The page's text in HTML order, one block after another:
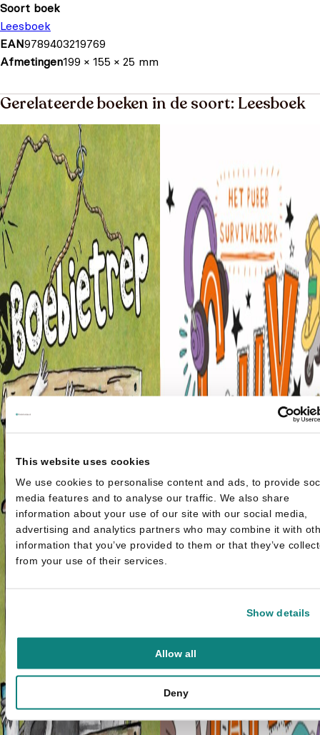
This website uses cookies
We use cookies to personalise content and ads, to provide
media features and to analyse our traffic. We also share
information about your use of our site with our social media,
advertising and analytics partners who may combine it with
information that you’ve provided to them or that they’ve
from your use of their services.
Show details
Allow all
Deny
Soort boek
Leesboek
EAN9789403219769
Afmetingen199 × 155 × 25 mm
Gerelateerde boeken in de soort: Leesboek